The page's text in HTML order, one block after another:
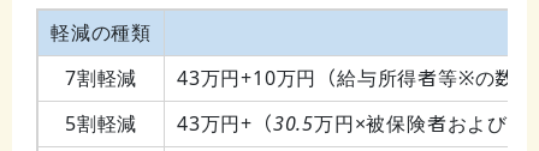
軽減の種類
7割軽減 43万円+10万円（給与所得者等※の数
5割軽減 43万円+ （30.5万円×被保険者および特